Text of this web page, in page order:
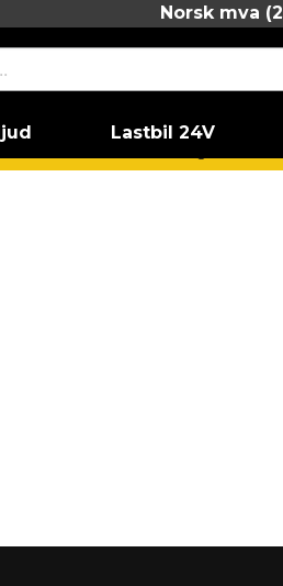
Norsk mva
Lastbil 24V